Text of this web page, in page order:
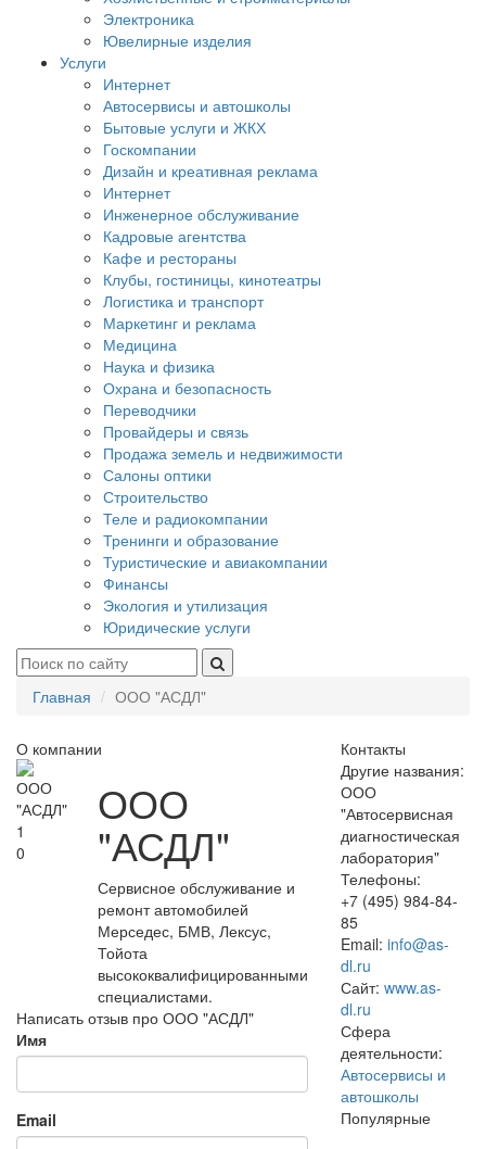
Электроника
Ювелирные изделия
Услуги
Интернет
Автосервисы и автошколы
Бытовые услуги и ЖКХ
Госкомпании
Дизайн и креативная реклама
Интернет
Инженерное обслуживание
Кадровые агентства
Кафе и рестораны
Клубы, гостиницы, кинотеатры
Логистика и транспорт
Маркетинг и реклама
Медицина
Наука и физика
Охрана и безопасность
Переводчики
Провайдеры и связь
Продажа земель и недвижимости
Салоны оптики
Строительство
Теле и радиокомпании
Тренинги и образование
Туристические и авиакомпании
Финансы
Экология и утилизация
Юридические услуги
Главная ООО "АСДЛ"
О компании
1
0
ООО
"АСДЛ"
Сервисное обслуживание и
ремонт автомобилей
Мерседес, БМВ, Лексус,
Тойота
высококвалифицированными
специалистами.
Написать отзыв про ООО "АСДЛ"
Имя
Email
Контакты
Другие названия:
ООО
"Автосервисная
диагностическая
лаборатория"
Телефоны:
+7 (495) 984-84-
85
Email: info@as-
dl.ru
Сайт: www.as-
dl.ru
Сфера
деятельности:
Автосервисы и
автошколы
Популярные